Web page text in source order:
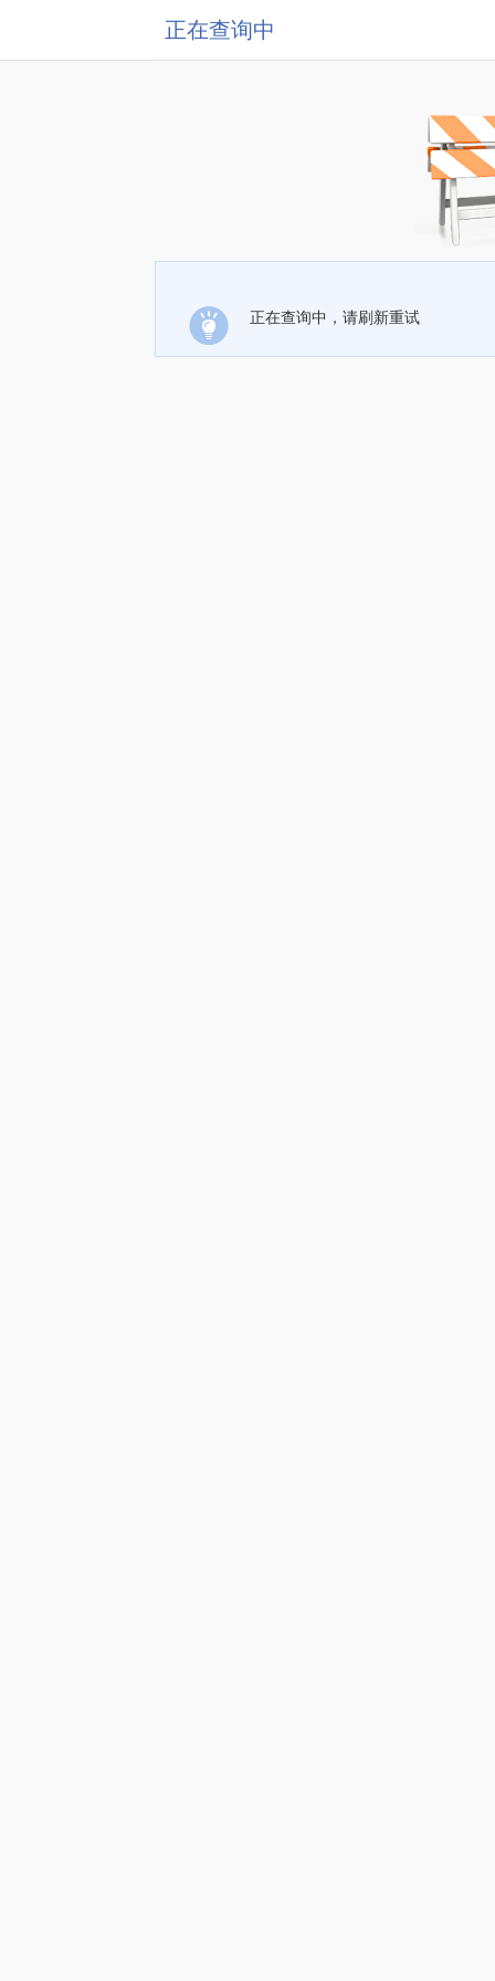
正在查询中
正在查询中，请刷新重试